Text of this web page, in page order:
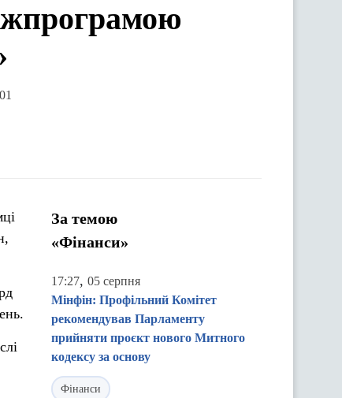
За темою
«Фінанси»
17:27, 05 серпня
Мінфін: Профільний Комітет
рекомендував Парламенту
прийняти проєкт нового Митного
кодексу за основу
Фінанси